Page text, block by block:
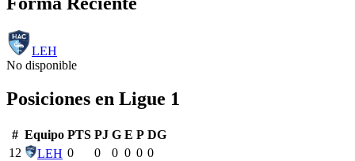
LEH
No disponible
Posiciones en Ligue 1
# Equipo PTS PJ G E P DG
12
LEH 0 0 0 0 0 0